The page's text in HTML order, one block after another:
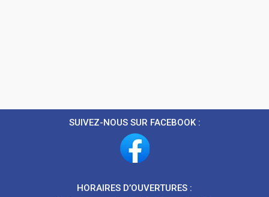
SUIVEZ-NOUS SUR FACEBOOK :
HORAIRES D’OUVERTURES :